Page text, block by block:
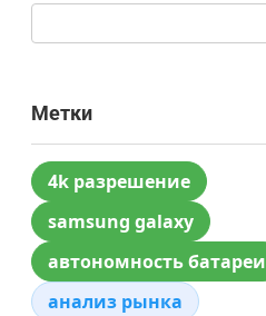
Метки
4k разрешение
samsung galaxy
автономность батареи
анализ рынка